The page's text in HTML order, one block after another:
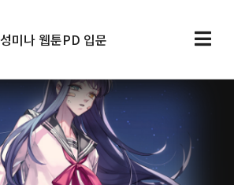
성미나 웹툰PD 입문